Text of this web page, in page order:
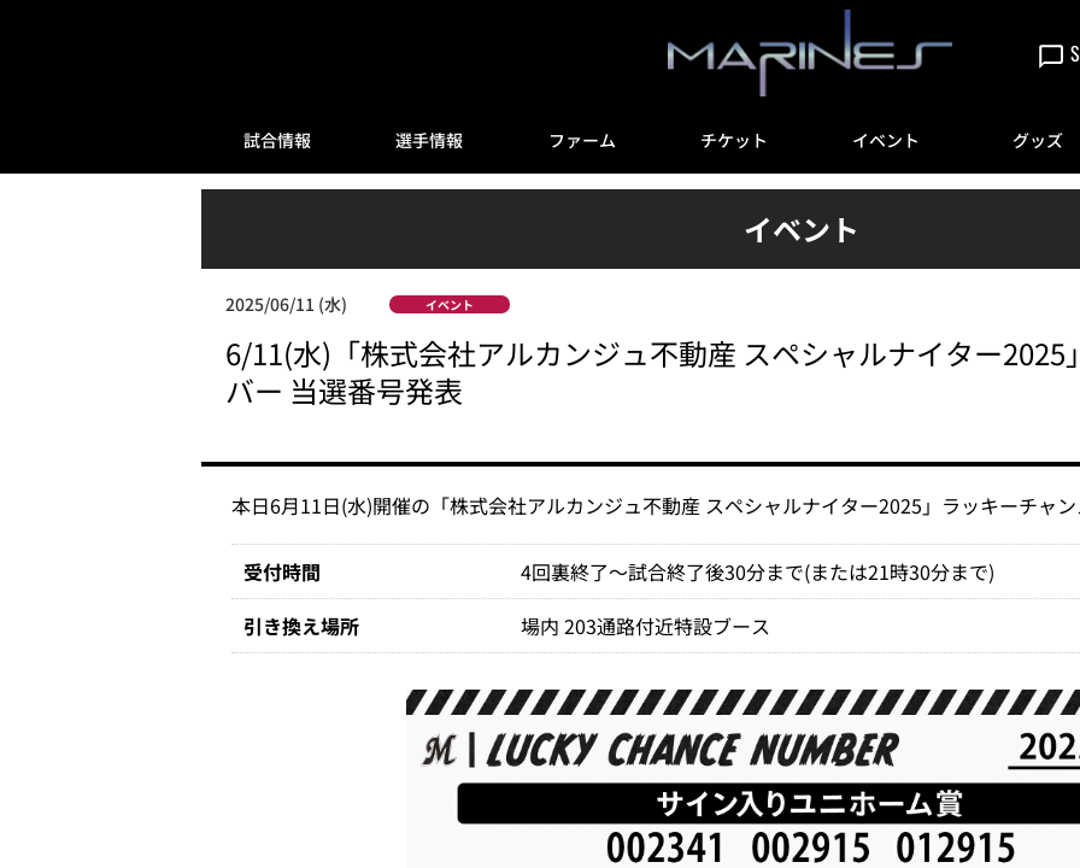
試合情報 選手情報 ファーム チケット イベント グッズ
イベント
2025/06/11 (水) イベント
6/11(水)「株式会社アルカンジュ不動産 スペシャルナイター
バー 当選番号発表
本日6月11日(水)開催の「株式会社アルカンジュ不動産 スペシャルナイター2025」ラッキーチャ
受付時間
4回裏終了～試合終了後30分まで(または21時30分まで)
引き換え場所
場内 203通路付近特設ブース